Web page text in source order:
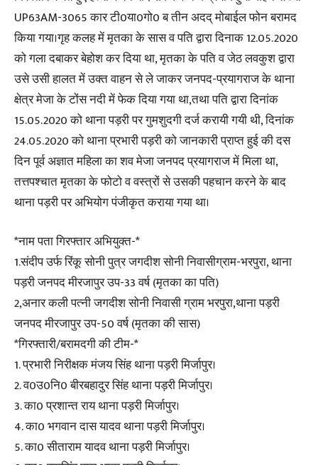
UP63AM-3065 कार टी0या0गो0 ब तीन अदद् मोबाईल फोन बरामद
किया गया।गृह कलह में मृतका के सास व पति द्वारा दिनाक 12.05.2020
को गला दबाकर बेहोश कर दिया था, मृतका के पति व जेठ लवकुश द्वारा
उसे उसी हालत में उक्त वाहन से ले जाकर जनपद-प्रयागराज के थाना
क्षेत्र मेजा के टोंस नदी में फेक दिया गया था,तथा पति द्वारा दिनांक
15.05.2020 को थाना पड़री पर गुमशुदगी दर्ज करायी गयी थी, दिनांक
24.05.2020 को थाना प्रभारी पड़री को जानकारी प्राप्त हुई की दस
दिन पूर्व अज्ञात महिला का शव मेजा जनपद प्रयागराज में मिला था,
तत्तपश्चात मृतका के फोटो व वस्त्रों से उसकी पहचान करने के बाद
थाना पड़री पर अभियोग पंजीकृत कराया गया था।
*नाम पता गिरफ्तार अभियुक्त-*
1.संदीप उर्फ रिंकू सोनी पुत्र जगदीश सोनी निवासीग्राम-भरपुरा, थाना
पड़री जनपद मीरजापुर उप-33 वर्ष (मृतका का पति)
2,अनार कली पत्नी जगदीश सोनी निवासी ग्राम भरपुरा,थाना पड़री
जनपद मीरजापुर उप-50 वर्ष (मृतका की सास)
*गिरफ्तारी/बरामदगी की टीम-*
1. प्रभारी निरीक्षक मंजय सिंह थाना पड़री मिर्जापुर।
2. व0उ0नि0 बीरबहादुर सिंह थाना पड़री मिर्जापुर।
3. का0 प्रशान्त राय थाना पड़री मिर्जापुर।
4. का0 भगवान दास यादव थाना पड़री मिर्जापुर।
5. का0 सीताराम यादव थाना पड़री मिर्जापुर।